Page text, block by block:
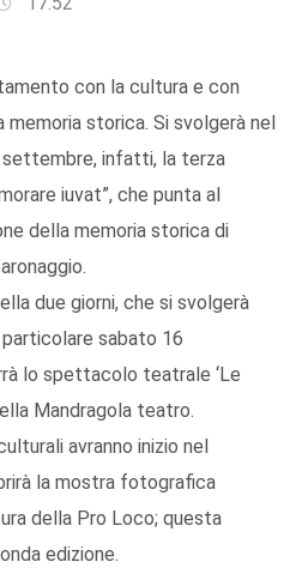
con la cultura e con
storica. Si svolgerà nel
infatti, la terza
iuvat”, che punta al
della memoria storica di
due giorni, che si svolgerà
sabato 16
lo spettacolo teatrale ‘Le
Mandragola teatro.
avranno inizio nel
la mostra fotografica
della Pro Loco; questa
edizione.